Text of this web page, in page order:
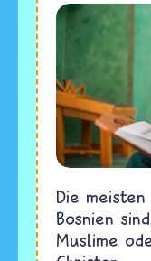
Die
Bosnien
Muslime